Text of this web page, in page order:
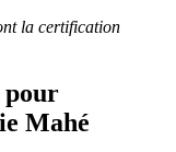
la certification
pour
Mahé